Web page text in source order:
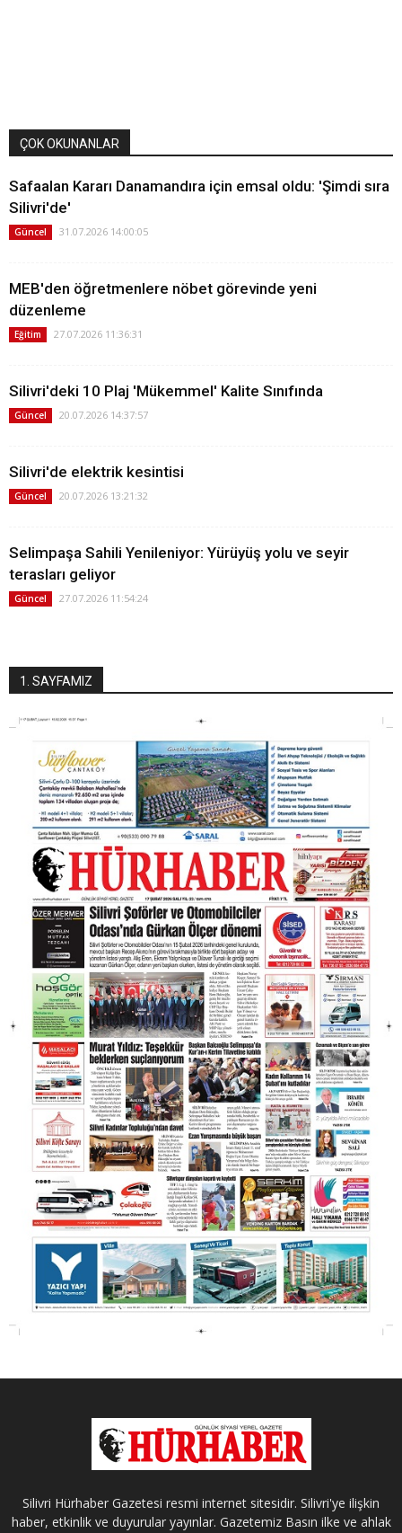
ÇOK OKUNANLAR
Safaalan Kararı Danamandıra için emsal oldu: 'Şimdi sıra
Silivri'de'
Güncel 31.07.2026 14:00:05
MEB'den öğretmenlere nöbet görevinde yeni
düzenleme
Eğitim 27.07.2026 11:36:31
Silivri'deki 10 Plaj 'Mükemmel' Kalite Sınıfında
Güncel 20.07.2026 14:37:57
Silivri'de elektrik kesintisi
Güncel 20.07.2026 13:21:32
Selimpaşa Sahili Yenileniyor: Yürüyüş yolu ve seyir
terasları geliyor
Güncel 27.07.2026 11:54:24
1. SAYFAMIZ
Silivri Hürhaber Gazetesi resmi internet sitesidir. Silivri'ye ilişkin
haber, etkinlik ve duyurular yayınlar. Gazetemiz Basın ilke ve ahlak